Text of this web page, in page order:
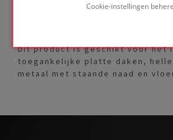
Cookie-instellingen
Dit product is geschikt voor het
toegankelijke platte daken,
metaal met staande naad en